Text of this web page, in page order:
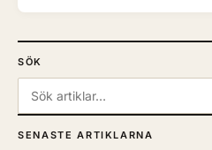
SÖK
Sök:
SENASTE ARTIKLARNA